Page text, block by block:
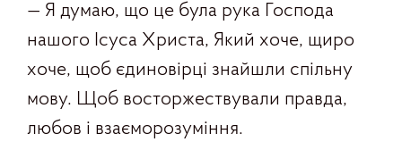
— Я думаю, що це була рука Господа
нашого Ісуса Христа, Який хоче, щиро
хоче, щоб єдиновірці знайшли спільну
мову. Щоб восторжествували правда,
любов і взаєморозуміння.